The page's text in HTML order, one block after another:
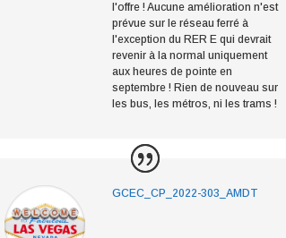
l'offre ! Aucune amélioration n'est
prévue sur le réseau ferré à
l'exception du RER E qui devrait
revenir à la normal uniquement
aux heures de pointe en
septembre ! Rien de nouveau sur
les bus, les métros, ni les trams !
GCEC_CP_2022-303_AMDT